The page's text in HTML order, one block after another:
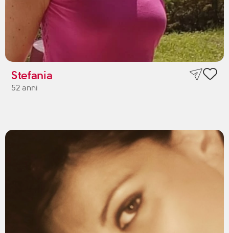
Stefania
52 anni